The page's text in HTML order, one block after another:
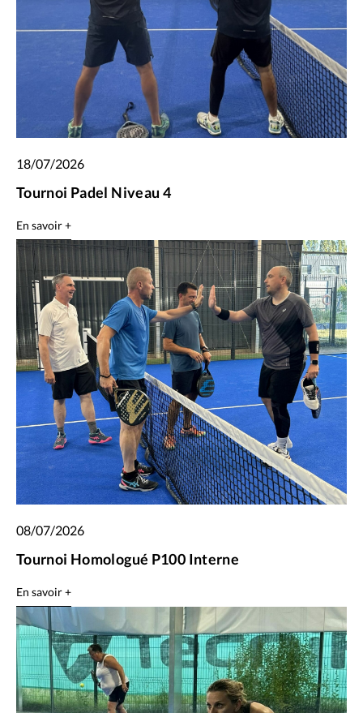
18/07/2026
Tournoi Padel Niveau 4
En savoir +
08/07/2026
Tournoi Homologué P100 Interne
En savoir +